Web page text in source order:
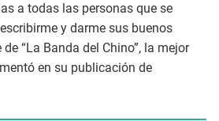
a todas las personas que se
y darme sus buenos
“La Banda del Chino”, la mejor
en su publicación de